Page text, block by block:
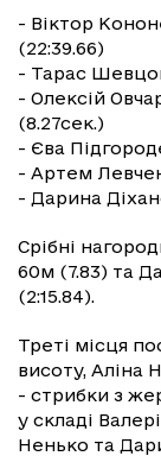
- Віктор
(22:39.66)
- Тарас
- Олексій
(8.27сек.)
- Єва
- Артем
- Дарина
Срібні
60м (7.83) та
(2:15.84).
Треті місця
висоту, Аліна
- стрибки з
у складі
Ненько та